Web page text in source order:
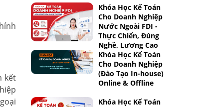
kết
Khóa Học Kế Toán
Cho Doanh Nghiệp
Nước Ngoài FDI -
Thực Chiến, Đúng
Nghề, Lương Cao
Khóa Học Kế Toán
Cho Doanh Nghiệp
(Đào Tạo In-house)
Online & Offline
Khóa Học Kế Toán